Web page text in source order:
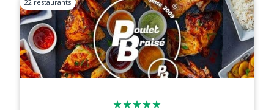
22 restaurants